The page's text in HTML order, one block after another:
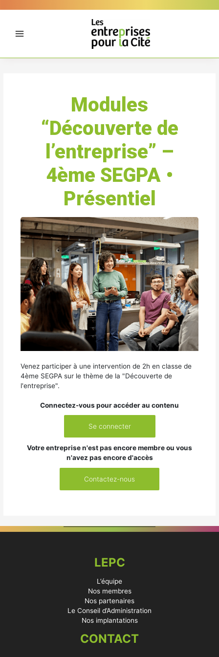
Modules
“Découverte de
l’entreprise” –
4ème SEGPA •
Présentiel
Venez participer à une intervention de 2h en classe de
4ème SEGPA sur le thème de la "Découverte de
l'entreprise".
Connectez-vous pour accéder au contenu
Se connecter
Votre entreprise n'est pas encore membre ou vous
n'avez pas encore d'accès
Contactez-nous
LEPC
L’équipe
Nos membres
Nos partenaires
Le Conseil d’Administration
Nos implantations
CONTACT